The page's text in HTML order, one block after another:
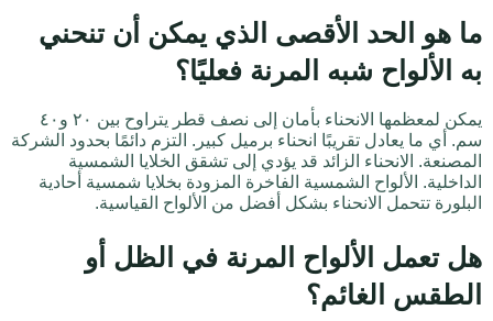
ما هو الحد الأقصى الذي يمكن أن تنحني
به الألواح شبه المرنة فعليًا؟
يمكن لمعظمها الانحناء بأمان إلى نصف قطر يتراوح بين ٢٠ و٤٠
سم. أي ما يعادل تقريبًا انحناء برميل كبير. التزم دائمًا بحدود الشركة
المصنعة. الانحناء الزائد قد يؤدي إلى تشقق الخلايا الشمسية
الداخلية. الألواح الشمسية الفاخرة المزودة بخلايا شمسية أحادية
البلورة تتحمل الانحناء بشكل أفضل من الألواح القياسية.
هل تعمل الألواح المرنة في الظل أو
الطقس الغائم؟